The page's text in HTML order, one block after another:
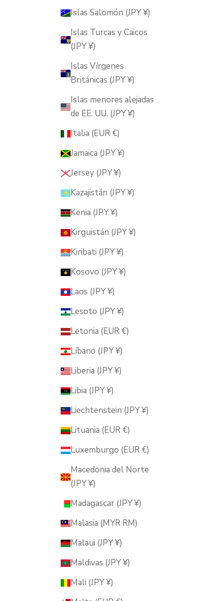
Islas Salomón (JPY ¥)
Islas Turcas y Caicos
(JPY ¥)
Islas Vírgenes
Británicas (JPY ¥)
Islas menores alejadas
de EE. UU. (JPY ¥)
Italia (EUR €)
Jamaica (JPY ¥)
Jersey (JPY ¥)
Kazajistán (JPY ¥)
Kenia (JPY ¥)
Kirguistán (JPY ¥)
Kiribati (JPY ¥)
Kosovo (JPY ¥)
Laos (JPY ¥)
Lesoto (JPY ¥)
Letonia (EUR €)
Líbano (JPY ¥)
Liberia (JPY ¥)
Libia (JPY ¥)
Liechtenstein (JPY ¥)
Lituania (EUR €)
Luxemburgo (EUR €)
Macedonia del Norte
(JPY ¥)
Madagascar (JPY ¥)
Malasia (MYR RM)
Malaui (JPY ¥)
Maldivas (JPY ¥)
Mali (JPY ¥)